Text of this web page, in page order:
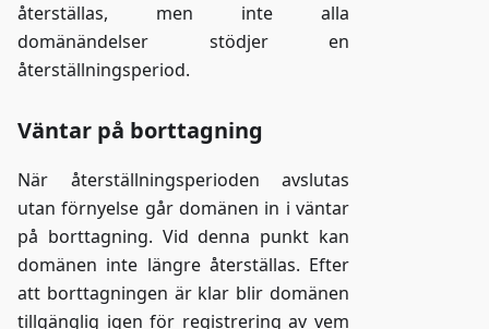
återställas, men inte alla
domänändelser stödjer en
återställningsperiod.
Väntar på borttagning
När återställningsperioden avslutas
utan förnyelse går domänen in i väntar
på borttagning. Vid denna punkt kan
domänen inte längre återställas. Efter
att borttagningen är klar blir domänen
tillgänglig igen för registrering av vem